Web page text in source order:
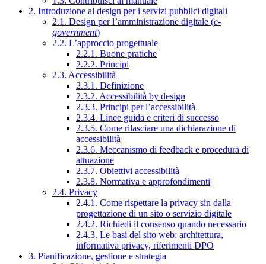
2. Introduzione al design per i servizi pubblici digitali
2.1. Design per l’amministrazione digitale (e-
government)
2.2. L’approccio progettuale
2.2.1. Buone pratiche
2.2.2. Principi
2.3. Accessibilità
2.3.1. Definizione
2.3.2. Accessibilità by design
2.3.3. Principi per l’accessibilità
2.3.4. Linee guida e criteri di successo
2.3.5. Come rilasciare una dichiarazione di
accessibilità
2.3.6. Meccanismo di feedback e procedura di
attuazione
2.3.7. Obiettivi accessibilità
2.3.8. Normativa e approfondimenti
2.4. Privacy
2.4.1. Come rispettare la privacy sin dalla
progettazione di un sito o servizio digitale
2.4.2. Richiedi il consenso quando necessario
2.4.3. Le basi del sito web: architettura,
informativa privacy, riferimenti DPO
3. Pianificazione, gestione e strategia